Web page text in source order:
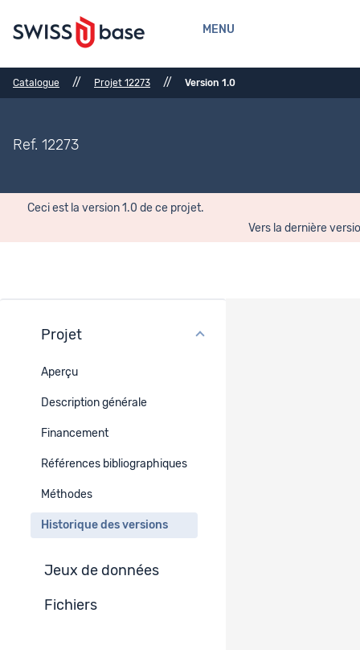
MENU
Catalogue // Projet 12273 // Version 1.0
Ref. 12273
Ceci est la version 1.0 de ce projet.
Vers la dernière
Projet
Aperçu
Description générale
Financement
Références bibliographiques
Méthodes
Historique des versions
Jeux de données
Fichiers
Publié
Publié
Version : 2.0
Publié
1.0
Version actuellement affichée du projet